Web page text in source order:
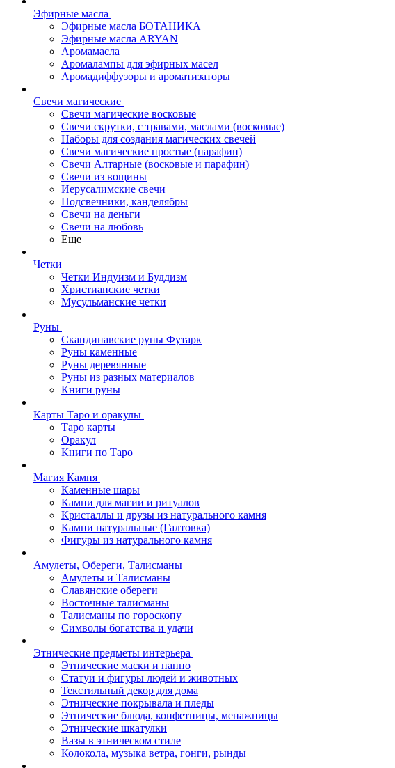
Эфирные масла
Эфирные масла БОТАНИКА
Эфирные масла ARYAN
Аромамасла
Аромалампы для эфирных масел
Аромадиффузоры и ароматизаторы
Свечи магические
Свечи магические восковые
Свечи скрутки, с травами, маслами (восковые)
Наборы для создания магических свечей
Свечи магические простые (парафин)
Свечи Алтарные (восковые и парафин)
Свечи из вощины
Иерусалимские свечи
Подсвечники, канделябры
Свечи на деньги
Свечи на любовь
Еще
Четки
Четки Индуизм и Буддизм
Христианские четки
Мусульманские четки
Руны
Скандинавские руны Футарк
Руны каменные
Руны деревянные
Руны из разных материалов
Книги руны
Карты Таро и оракулы
Таро карты
Оракул
Книги по Таро
Магия Камня
Каменные шары
Камни для магии и ритуалов
Кристаллы и друзы из натурального камня
Камни натуральные (Галтовка)
Фигуры из натурального камня
Амулеты, Обереги, Талисманы
Амулеты и Талисманы
Славянские обереги
Восточные талисманы
Талисманы по гороскопу
Символы богатства и удачи
Этнические предметы интерьера
Этнические маски и панно
Статуи и фигуры людей и животных
Текстильный декор для дома
Этнические покрывала и пледы
Этнические блюда, конфетницы, менажницы
Этнические шкатулки
Вазы в этническом стиле
Колокола, музыка ветра, гонги, рынды